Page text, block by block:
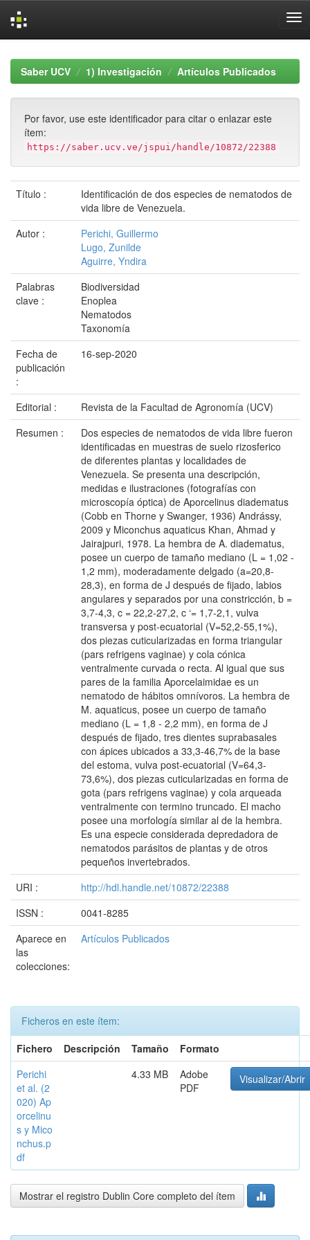
navigationSaber UCV 1) Investigación Artículos Publicados
Por favor, use este identificador para citar o enlazar este
ítem:
https://saber.ucv.ve/jspui/handle/10872/22388
Título :
Identificación de dos especies de nematodos de
vida libre de Venezuela.
Autor :
Perichi, Guillermo
Lugo, Zunilde
Aguirre, Yndira
Palabras
clave :
Biodiversidad
Enoplea
Nematodos
Taxonomía
Fecha de
publicación
:
16-sep-2020
Editorial :
Revista de la Facultad de Agronomía (UCV)
Resumen :
Dos especies de nematodos de vida libre fueron
identificadas en muestras de suelo rizosferico
de diferentes plantas y localidades de
Venezuela. Se presenta una descripción,
medidas e ilustraciones (fotografías con
microscopía óptica) de Aporcelinus diadematus
(Cobb en Thorne y Swanger, 1936) Andrássy,
2009 y Miconchus aquaticus Khan, Ahmad y
Jairajpuri, 1978. La hembra de A. diadematus,
posee un cuerpo de tamaño mediano (L = 1,02 -
1,2 mm), moderadamente delgado (a=20,8-
28,3), en forma de J después de fijado, labios
angulares y separados por una constricción, b =
3,7-4,3, c = 22,2-27,2, c ‘= 1,7-2,1, vulva
transversa y post-ecuatorial (V=52,2-55,1%),
dos piezas cuticularizadas en forma triangular
(pars refrigens vaginae) y cola cónica
ventralmente curvada o recta. Al igual que sus
pares de la familia Aporcelaimidae es un
nematodo de hábitos omnívoros. La hembra de
M. aquaticus, posee un cuerpo de tamaño
mediano (L = 1,8 - 2,2 mm), en forma de J
después de fijado, tres dientes suprabasales
con ápices ubicados a 33,3-46,7% de la base
del estoma, vulva post-ecuatorial (V=64,3-
73,6%), dos piezas cuticularizadas en forma de
gota (pars refrigens vaginae) y cola arqueada
ventralmente con termino truncado. El macho
posee una morfología similar al de la hembra.
Es una especie considerada depredadora de
nematodos parásitos de plantas y de otros
pequeños invertebrados.
URI :
http://hdl.handle.net/10872/22388
ISSN :
0041-8285
Aparece en
las
colecciones:
Artículos Publicados
Ficheros en este ítem:
Fichero
Descripción Tamaño
Formato
Perichi
et al. (2
020) Ap
orcelinu
s y Mico
nchus.p
df
4.33 MB
Adobe
PDF
Visualizar/Abrir
Mostrar el registro Dublin Core completo del ítem